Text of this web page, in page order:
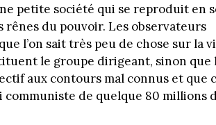
petite société qui se reproduit en
rênes du pouvoir. Les observateurs
l’on sait très peu de chose sur la
le groupe dirigeant, sinon que
aux contours mal connus et que
de quelque 80 millions